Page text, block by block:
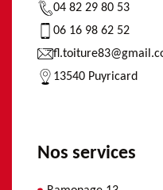
04 82 29 80 53
06 16 98 62 52
13540 Puyricard
Nos services